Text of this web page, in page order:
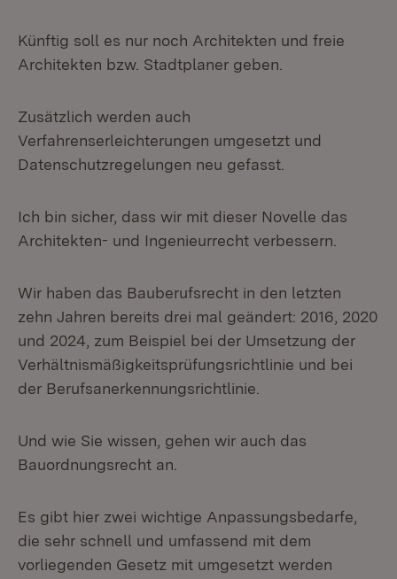
Künftig soll es nur noch Architekten und freie
Architekten bzw. Stadtplaner geben.
Zusätzlich werden auch
Verfahrenserleichterungen umgesetzt und
Datenschutzregelungen neu gefasst.
Ich bin sicher, dass wir mit dieser Novelle das
Architekten- und Ingenieurrecht verbessern.
Wir haben das Bauberufsrecht in den letzten
zehn Jahren bereits drei mal geändert: 2016, 2020
und 2024, zum Beispiel bei der Umsetzung der
Verhältnismäßigkeitsprüfungsrichtlinie und bei
der Berufsanerkennungsrichtlinie.
Und wie Sie wissen, gehen wir auch das
Bauordnungsrecht an.
Es gibt hier zwei wichtige Anpassungsbedarfe,
die sehr schnell und umfassend mit dem
vorliegenden Gesetz mit umgesetzt werden